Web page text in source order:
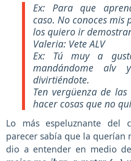
Ex: Para que
caso. No conoces mis
los quiero ir
Valeria: Vete ALV
Ex: Tú muy a
mandándome
divirtiéndote.
Ten vergüenza de las
hacer cosas que no
Lo más espeluznante del
parecer sabía que la querían
dio a entender en medio